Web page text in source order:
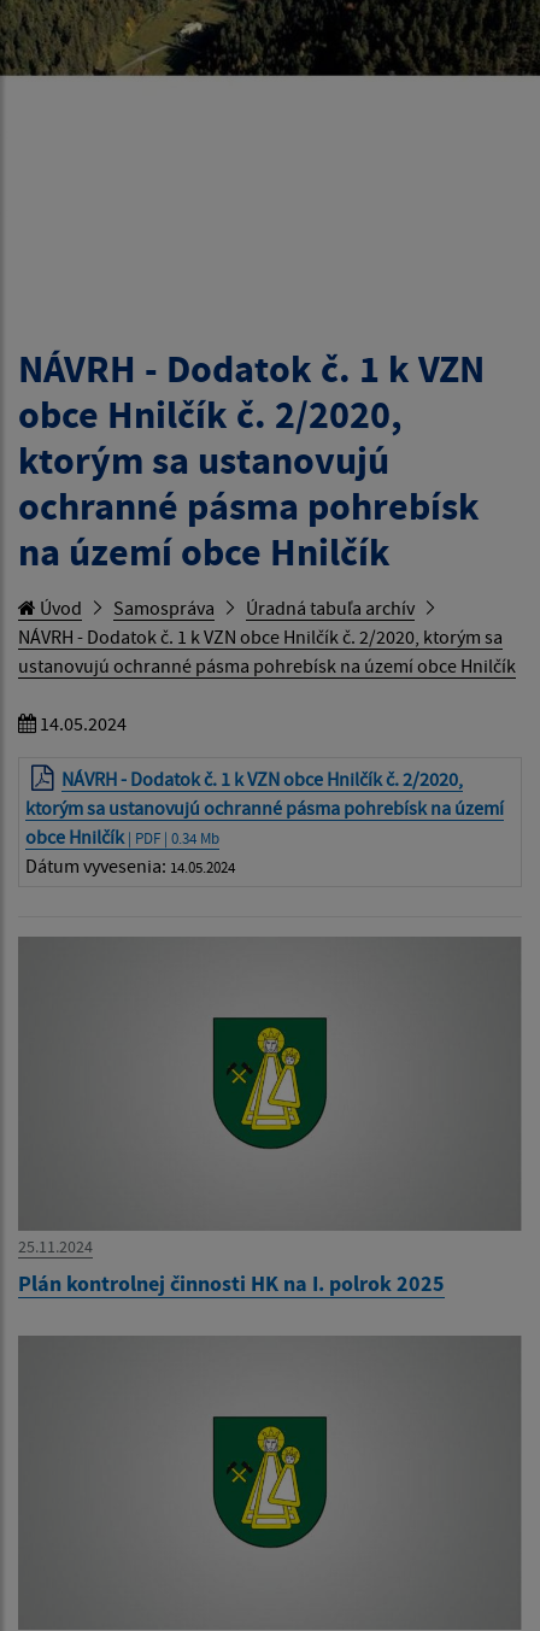
NÁVRH - Dodatok č. 1 k VZN
obce Hnilčík č. 2/2020,
ktorým sa ustanovujú
ochranné pásma pohrebísk
na území obce Hnilčík
Úvod Samospráva
Úradná tabuľa archív
NÁVRH - Dodatok č. 1 k VZN obce Hnilčík č. 2/2020, ktorým sa
ustanovujú ochranné pásma pohrebísk na území obce Hnilčík
14.05.2024
NÁVRH - Dodatok č. 1 k VZN obce Hnilčík č. 2/2020,
ktorým sa ustanovujú ochranné pásma pohrebísk na území
obce Hnilčík | PDF | 0.34 Mb
Dátum vyvesenia: 14.05.2024
25.11.2024
Plán kontrolnej činnosti HK na I. polrok 2025